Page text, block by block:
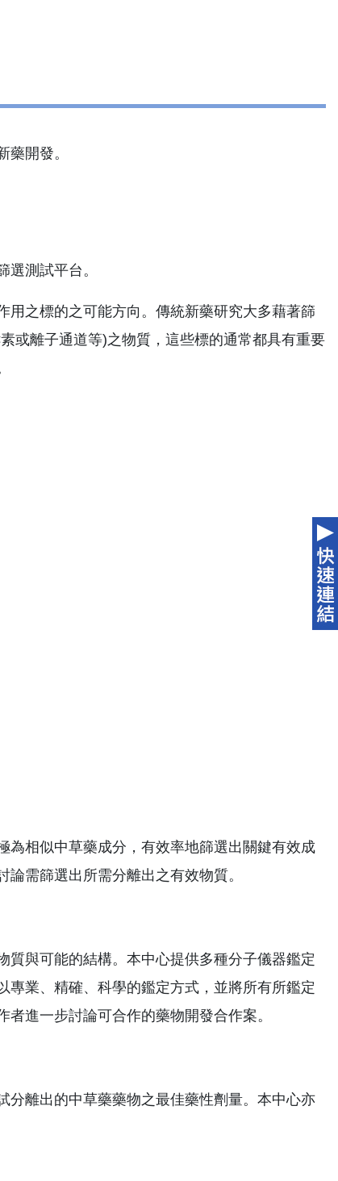
開發。
測試平台。
之標的之可能方向。傳統新藥研究大多藉著篩
或離子通道等)之物質，這些標的通常都具有重要
為相似中草藥成分，有效率地篩選出關鍵有效成
需篩選出所需分離出之有效物質。
與可能的結構。本中心提供多種分子儀器鑑定
專業、精確、科學的鑑定方式，並將所有所鑑定
進一步討論可合作的藥物開發合作案。
分離出的中草藥藥物之最佳藥性劑量。本中心亦